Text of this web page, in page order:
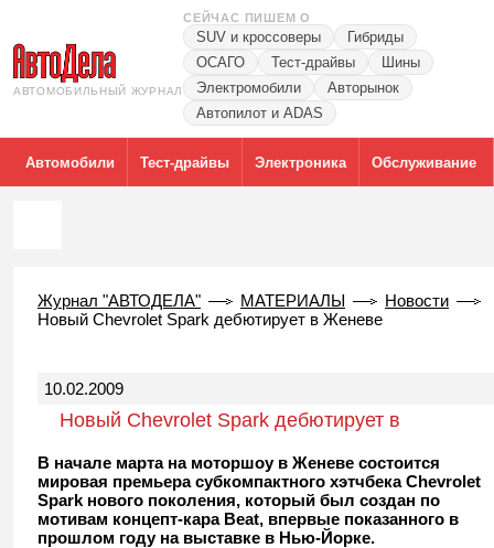
АВТОМОБИЛЬНЫЙ ЖУРНАЛ
СЕЙЧАС ПИШЕМ О
SUV и кроссоверы
Гибриды
ОСАГО
Тест-драйвы
Шины
Электромобили
Авторынок
Автопилот и ADAS
Автомобили Тест-драйвы Электроника Обслуживание
Журнал "АВТОДЕЛА" МАТЕРИАЛЫ
Новости
Новый Chevrolet Spark дебютирует в Женеве
10.02.2009
Новый Chevrolet Spark дебютирует в
В начале марта на моторшоу в Женеве состоится
мировая премьера субкомпактного хэтчбека Chevrolet
Spark нового поколения, который был создан по
мотивам концепт-кара Beat, впервые показанного в
прошлом году на выставке в Нью-Йорке.